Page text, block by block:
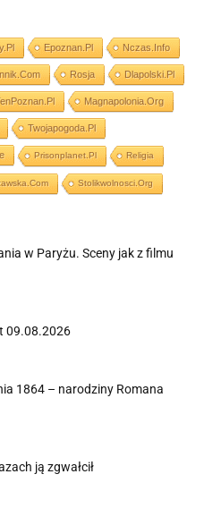
Epoznan.pl Nczas.info
Rosja Dlapolski.pl
Magnapolonia.org
Twojapogoda.pl
Prisonplanet.pl Religia
Stolikwolnosci.org
w Paryżu. Sceny jak z filmu
09.08.2026
1864 – narodziny Romana
ją zgwałcił